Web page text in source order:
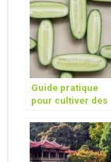
Guide pratique
pour cultiver des
succes